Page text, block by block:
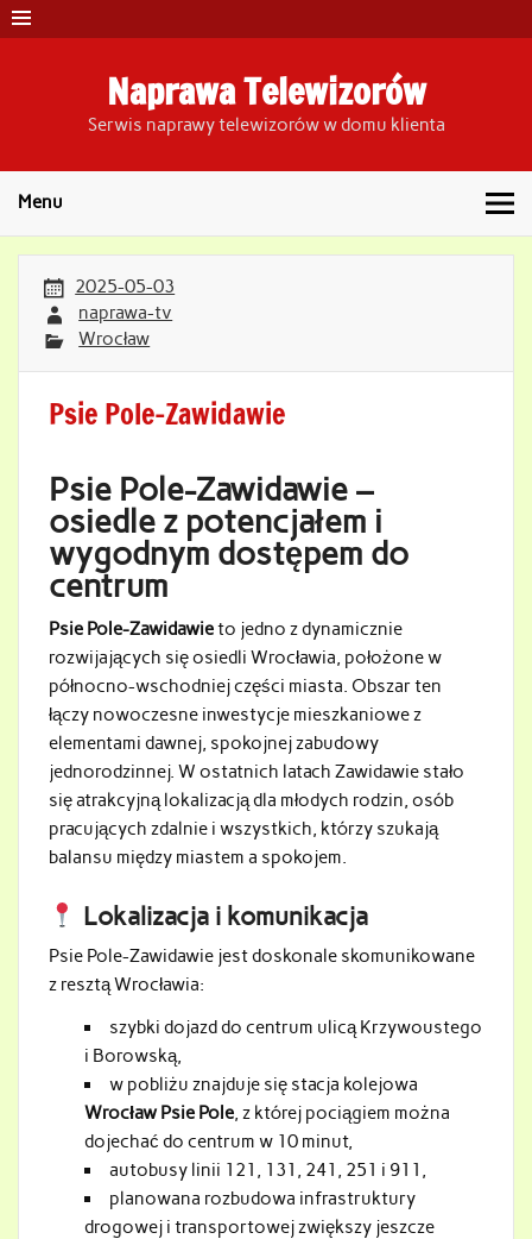
Skip
to
content
Naprawa Telewizorów
Serwis naprawy telewizorów w domu klienta
Menu
2025-05-03
naprawa-tv
Wrocław
Psie Pole-Zawidawie
Psie Pole-Zawidawie –
osiedle z potencjałem i
wygodnym dostępem do
centrum
Psie Pole-Zawidawieto jedno z dynamicznie
rozwijających się osiedli Wrocławia, położone w
północno-wschodniej części miasta. Obszar ten
łączy nowoczesne inwestycje mieszkaniowe z
elementami dawnej, spokojnej zabudowy
jednorodzinnej. W ostatnich latach Zawidawie stało
się atrakcyjną lokalizacją dla młodych rodzin, osób
pracujących zdalnie i wszystkich, którzy szukają
balansu między miastem a spokojem.
Lokalizacja i komunikacja
Psie Pole-Zawidawie jest doskonale skomunikowane
z resztą Wrocławia:
szybki dojazd do centrum ulicą Krzywoustego
i Borowską,
w pobliżu znajduje się stacja kolejowa
Wrocław Psie Pole, z której pociągiem można
dojechać do centrum w 10 minut,
autobusy linii 121, 131, 241, 251 i 911,
planowana rozbudowa infrastruktury
drogowej i transportowej zwiększy jeszcze